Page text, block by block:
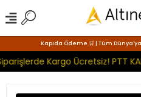
Kapıda Ödeme 🛒 | Tüm
Kargo Ücretsiz! PTT